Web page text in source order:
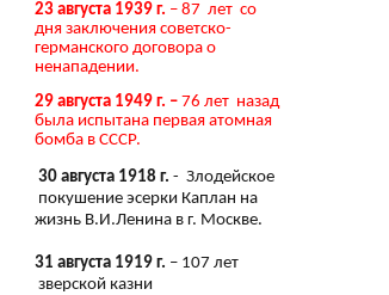
23 августа 1939 г. – 87 лет со
дня заключения советско-
германского договора о
ненападении.
29 августа 1949 г. – 76 лет назад
была испытана первая атомная
бомба в СССР.
30 августа 1918 г. - Злодейское
покушение эсерки Каплан на
жизнь В.И.Ленина в г. Москве.
31 августа 1919 г. – 107 лет
зверской казни